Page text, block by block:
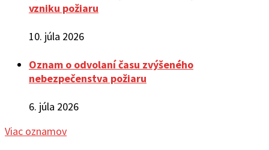
vzniku požiaru
10. júla 2026
Oznam o odvolaní času zvýšeného
nebezpečenstva požiaru
6. júla 2026
Viac oznamov